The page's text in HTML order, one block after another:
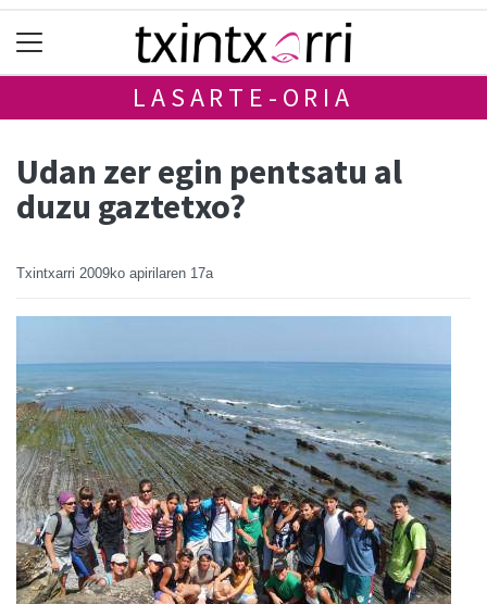
LASARTE-ORIA
Udan zer egin pentsatu al
duzu gaztetxo?
Txintxarri 2009ko apirilaren 17a